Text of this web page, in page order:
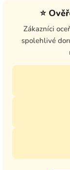
⭐
Zákazníci
spolehlivé